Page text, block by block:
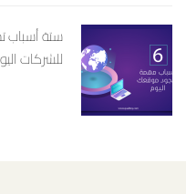
ستة أسباب
للشركات